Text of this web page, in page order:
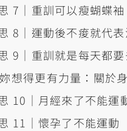
7｜重訓可以瘦蝴蝶
8｜運動後不痠就代
9｜重訓就是每天都
想得更有力量：關於
10｜月經來了不能運
11｜懷孕了不能運動